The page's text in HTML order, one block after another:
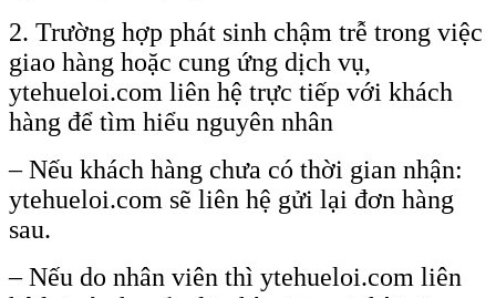
2. Trường hợp phát sinh chậm trễ trong việc
giao hàng hoặc cung ứng dịch vụ,
ytehueloi.com liên hệ trực tiếp với khách
hàng để tìm hiểu nguyên nhân
– Nếu khách hàng chưa có thời gian nhận:
ytehueloi.com sẽ liên hệ gửi lại đơn hàng
sau.
– Nếu do nhân viên thì ytehueloi.com liên